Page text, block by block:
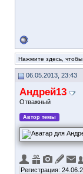
Нажмите здесь,
06.05.2013, 23:43
Андрей13
Отважный
Автор темы
Регистрация: